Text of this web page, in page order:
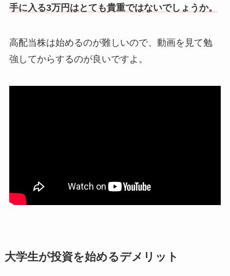
手に入る3万円はとても貴重ではないでしょうか。
高配当株は始めるのが難しいので、動画を見て勉
強してからするのが良いですよ。
大学生が投資を始めるデメリット